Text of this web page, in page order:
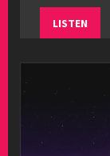
LISTEN